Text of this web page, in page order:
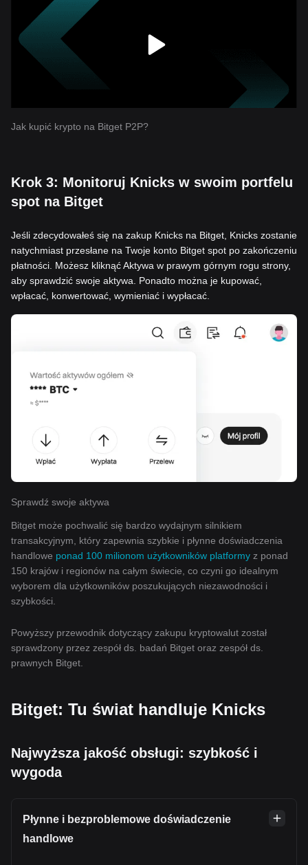
Jak kupić krypto na Bitget P2P?
Krok 3: Monitoruj Knicks w swoim portfelu
spot na Bitget
Jeśli zdecydowałeś się na zakup Knicks na Bitget, Knicks zostanie
natychmiast przesłane na Twoje konto Bitget spot po zakończeniu
płatności. Możesz kliknąć Aktywa w prawym górnym rogu strony,
aby sprawdzić swoje aktywa. Ponadto można je kupować,
wpłacać, konwertować, wymieniać i wypłacać.
Sprawdź swoje aktywa
Bitget może pochwalić się bardzo wydajnym silnikiem
transakcyjnym, który zapewnia szybkie i płynne doświadczenia
handlowe ponad 100 milionom użytkowników platformy z ponad
150 krajów i regionów na całym świecie, co czyni go idealnym
wyborem dla użytkowników poszukujących niezawodności i
szybkości.
Powyższy przewodnik dotyczący zakupu kryptowalut został
sprawdzony przez zespół ds. badań Bitget oraz zespół ds.
prawnych Bitget.
Bitget: Tu świat handluje Knicks
Najwyższa jakość obsługi: szybkość i
wygoda
Płynne i bezproblemowe doświadczenie
handlowe